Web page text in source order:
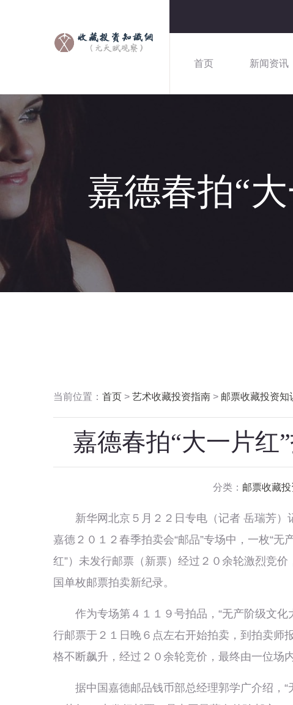
首页 新闻资讯
嘉德春拍“
当前位置： 首页 > 艺术收藏投资指南 > 邮票收藏投资知
嘉德春拍“大一片红
分类： 邮票收藏
新华网北京５月２２日专电（记者 岳瑞芳）
嘉德２０１２春季拍卖会“邮品”专场中，一枚“
红”）未发行邮票（新票）经过２０余轮激烈竞
国单枚邮票拍卖新纪录。
作为专场第４１１９号拍品，“无产阶级文化
行邮票于２１日晚６点左右开始拍卖，到拍卖师
格不断飙升，经过２０余轮竞价，最终由一位场
据中国嘉德邮品钱币部总经理郭学广介绍，“